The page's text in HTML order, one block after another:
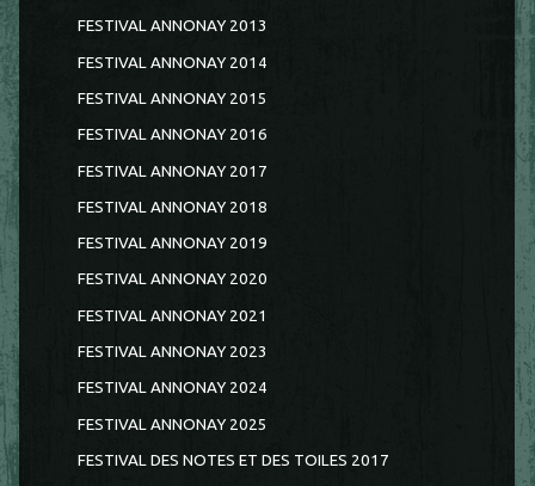
FESTIVAL ANNONAY 2013
FESTIVAL ANNONAY 2014
FESTIVAL ANNONAY 2015
FESTIVAL ANNONAY 2016
FESTIVAL ANNONAY 2017
FESTIVAL ANNONAY 2018
FESTIVAL ANNONAY 2019
FESTIVAL ANNONAY 2020
FESTIVAL ANNONAY 2021
FESTIVAL ANNONAY 2023
FESTIVAL ANNONAY 2024
FESTIVAL ANNONAY 2025
FESTIVAL DES NOTES ET DES TOILES 2017